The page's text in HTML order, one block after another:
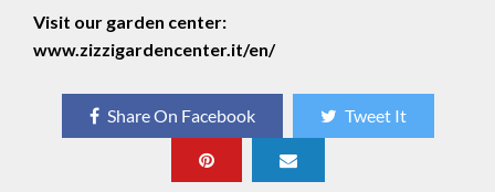
Visit our garden center:
www.zizzigardencenter.it/en/
Share On Facebook Tweet It